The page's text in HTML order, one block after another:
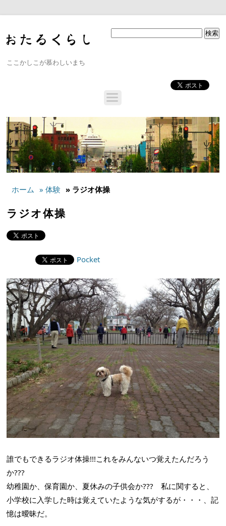
ここかしこが慕わしいまち
ホーム » 体験 » ラジオ体操
ラジオ体操
Pocket
誰でもできるラジオ体操!!!これをみんないつ覚えたんだろう
か???
幼稚園か、保育園か、夏休みの子供会か??? 私に関すると、
小学校に入学した時は覚えていたような気がするが・・・、記
憶は曖昧だ。